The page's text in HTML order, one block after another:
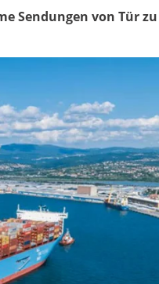
Sendungen von Tür zu